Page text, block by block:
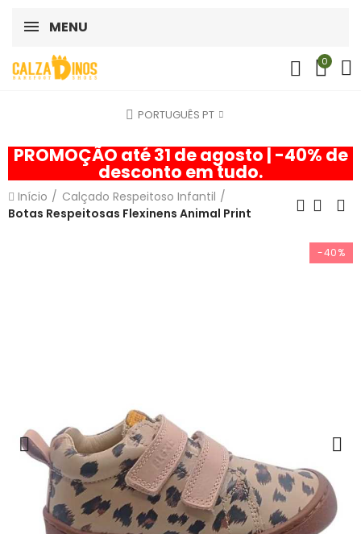
MENU
0
PORTUGUÊS PT
PROMOÇÃO até 31 de agosto | -40% de
desconto em tudo.
Início
Calçado Respeitoso Infantil
Botas Respeitosas Flexinens Animal Print
-40%